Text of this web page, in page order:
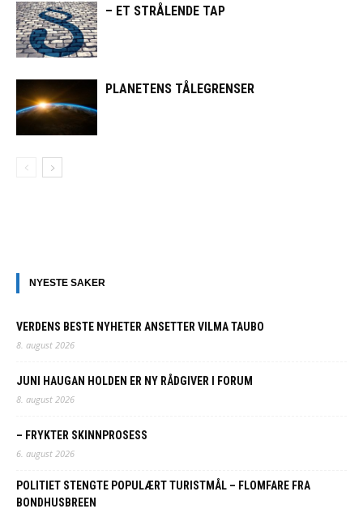
– ET STRÅLENDE TAP
PLANETENS TÅLEGRENSER
NYESTE SAKER
VERDENS BESTE NYHETER ANSETTER VILMA TAUBO
8. august 2026
JUNI HAUGAN HOLDEN ER NY RÅDGIVER I FORUM
8. august 2026
– FRYKTER SKINNPROSESS
6. august 2026
POLITIET STENGTE POPULÆRT TURISTMÅL – FLOMFARE FRA
BONDHUSBREEN